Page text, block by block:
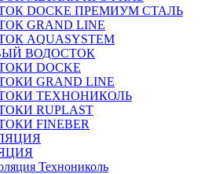
DOCKE ПРЕМИУМ СТАЛЬ
GRAND LINE
AQUASYSTEM
ВОДОСТОК
DOCKE
GRAND LINE
ТЕХНОНИКОЛЬ
RUPLAST
FINEBER
Технониколь